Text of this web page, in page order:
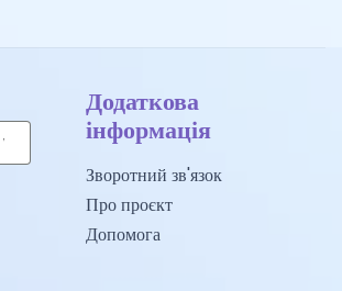
Google
Додаткова
інформація
Зворотний зв'язок
Про проєкт
Допомога